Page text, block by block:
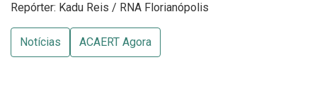
Repórter: Kadu Reis / RNA Florianópolis
Notícias ACAERT Agora